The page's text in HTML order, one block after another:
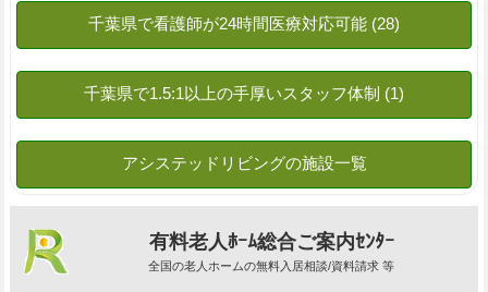
有料老人ﾎｰﾑ総合ご案内ｾﾝﾀｰ
全国の老人ホームの無料入居相談/資料請求 等